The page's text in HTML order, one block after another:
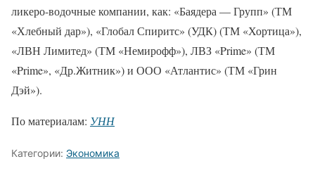
ликеро-водочные компании, как: «Баядера — Групп» (ТМ
«Хлебный дар»), «Глобал Спиритс» (УДК) (ТМ «Хортица»),
«ЛВН Лимитед» (ТМ «Немирофф»), ЛВЗ «Prime» (ТМ
«Prime», «Др.Житник») и ООО «Атлантис» (ТМ «Грин
Дэй»).
По материалам: УНН
Категории: Экономика